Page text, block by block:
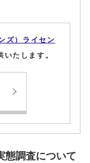
ズ）ライセン
いたします。
調査について